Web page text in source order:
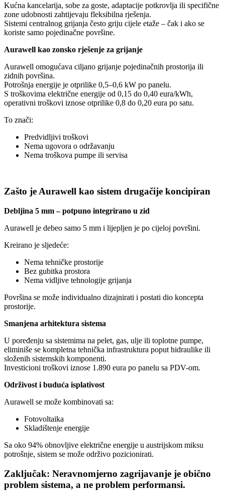
Kućna kancelarija, sobe za goste, adaptacije potkrovlja ili specifične
zone udobnosti zahtijevaju fleksibilna rješenja.
Sistemi centralnog grijanja često griju cijele etaže – čak i ako se
koriste samo pojedinačne površine.
Aurawell kao zonsko rješenje za grijanje
Aurawell omogućava ciljano grijanje pojedinačnih prostorija ili
zidnih površina.
Potrošnja energije je otprilike 0,5–0,6 kW po panelu.
S troškovima električne energije od 0,15 do 0,40 eura/kWh,
operativni troškovi iznose otprilike 0,8 do 0,20 eura po satu.
To znači:
Predvidljivi troškovi
Nema ugovora o održavanju
Nema troškova pumpe ili servisa
Zašto je Aurawell kao sistem drugačije koncipiran
Debljina 5 mm – potpuno integrirano u zid
Aurawell je debeo samo 5 mm i lijepljen je po cijeloj površini.
Kreirano je sljedeće:
Nema tehničke prostorije
Bez gubitka prostora
Nema vidljive tehnologije grijanja
Površina se može individualno dizajnirati i postati dio koncepta
prostorije.
Smanjena arhitektura sistema
U poređenju sa sistemima na pelet, gas, ulje ili toplotne pumpe,
eliminiše se kompletna tehnička infrastruktura poput hidraulike ili
složenih sistemskih komponenti.
Investicioni troškovi iznose 1.890 eura po panelu sa PDV-om.
Održivost i buduća isplativost
Aurawell se može kombinovati sa:
Fotovoltaika
Skladištenje energije
Sa oko 94% obnovljive električne energije u austrijskom miksu
potrošnje, sistem se može održivo pozicionirati.
Zaključak: Neravnomjerno zagrijavanje je obično
problem sistema, a ne problem performansi.